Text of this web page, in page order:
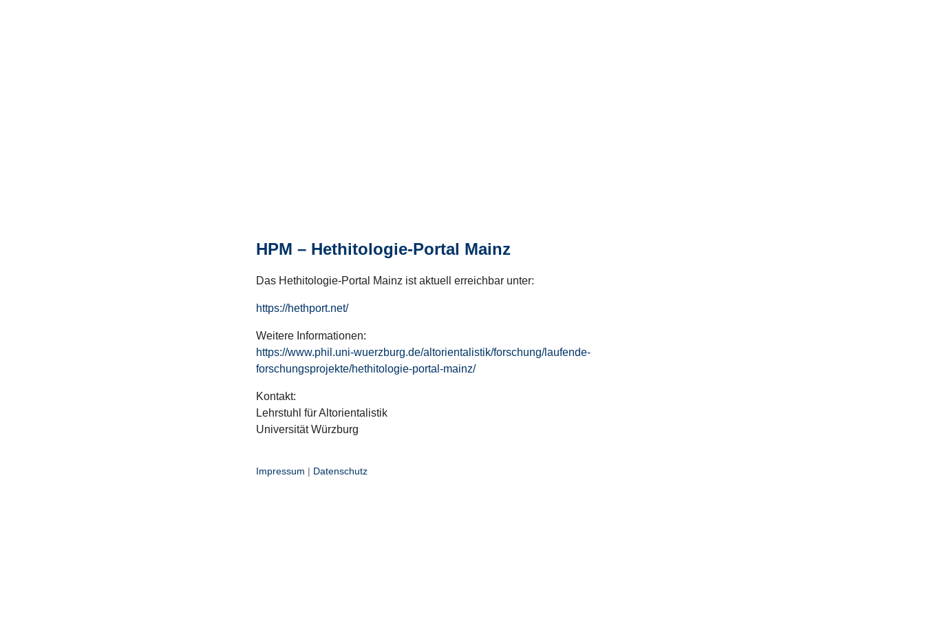
HPM – Hethitologie-Portal Mainz
Das Hethitologie-Portal Mainz ist aktuell erreichbar unter:
https://hethport.net/
Weitere Informationen:
https://www.phil.uni-wuerzburg.de/altorientalistik/forschung/laufende-
forschungsprojekte/hethitologie-portal-mainz/
Kontakt:
Lehrstuhl für Altorientalistik
Universität Würzburg
Impressum | Datenschutz